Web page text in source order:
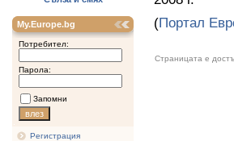
My.Europe.bg
Потребител:
Парола:
Запомни
Регистрация
(Портал
Страницата е